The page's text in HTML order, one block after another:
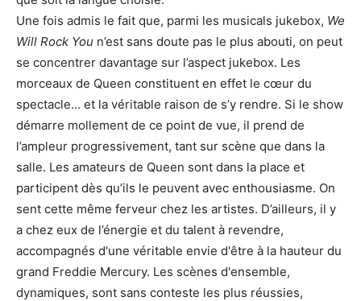
Une fois admis le fait que, parmi les musicals jukebox, We
Will Rock You n’est sans doute pas le plus abouti, on peut
se concentrer davantage sur l’aspect jukebox. Les
morceaux de Queen constituent en effet le cœur du
spectacle… et la véritable raison de s’y rendre. Si le show
démarre mollement de ce point de vue, il prend de
l’ampleur progressivement, tant sur scène que dans la
salle. Les amateurs de Queen sont dans la place et
participent dès qu’ils le peuvent avec enthousiasme. On
sent cette même ferveur chez les artistes. D’ailleurs, il y
a chez eux de l’énergie et du talent à revendre,
accompagnés d'une véritable envie d'être à la hauteur du
grand Freddie Mercury. Les scènes d'ensemble,
dynamiques, sont sans conteste les plus réussies,